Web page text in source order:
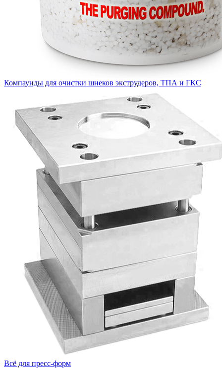
Компаунды для очистки шнеков экструдеров, ТПА и ГКС
Всё для пресс-форм